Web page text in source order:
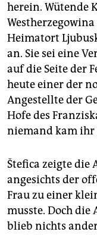
herein. Wütende
Heimatort
an. Sie sei eine
auf die Seite der
heute einer der
Angestellte der
Hofe des
niemand kam ihr
Štefica zeigte die
angesichts der
Frau zu einer
musste. Doch
blieb nichts